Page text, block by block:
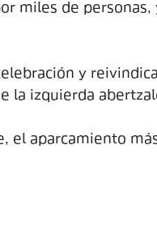
miles de
y
la izquierda
el aparcamiento